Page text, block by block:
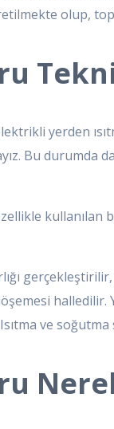
olup,
yerden
Bu durumda
kullanılan
gerçekleştirilir,
halledilir.
ve